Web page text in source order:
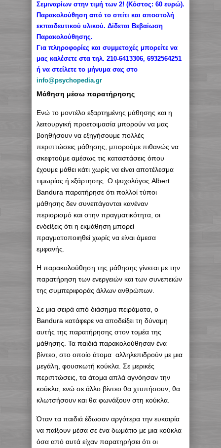
Σεμιναρίων στην τιμή των 2! (Κόστος: 60 ευρώ).
Παρακολούθηση από το σπίτι και αποστολή
εκπαιδευτικού υλικού. Δίδεται Βεβαίωση
Παρακολούθησης.
Για πληροφορίες και συμμετοχές μπορείτε να
μας καλέσετε στα τηλ. 210-6413306, 6932564251
ή να στείλετε το μήνυμα σας στο
info@psychopedia.gr
Μάθηση μέσω παρατήρησης
Ενώ το μοντέλο εξαρτημένης μάθησης και η
λειτουργική προετοιμασία μπορούν να μας
βοηθήσουν να εξηγήσουμε πολλές
περιπτώσεις μάθησης, μπορούμε πιθανώς να
σκεφτούμε αμέσως τις καταστάσεις όπου
έχουμε μάθει κάτι χωρίς να είναι αποτέλεσμα
τιμωρίας ή εξάρτησης. Ο ψυχολόγος Albert
Bandura παρατήρησε ότι πολλοί τύποι
μάθησης δεν συνεπάγονται κανέναν
περιορισμό και στην πραγματικότητα, οι
ενδείξεις ότι η εκμάθηση μπορεί
πραγματοποιηθεί χωρίς να είναι άμεσα
εμφανής.
Η παρακολούθηση της μάθησης γίνεται με την
παρατήρηση των ενεργειών και των συνεπειών
της συμπεριφοράς άλλων ανθρώπων.
Σε μια σειρά από διάσημα πειράματα, ο
Bandura κατάφερε να αποδείξει τη δύναμη
αυτής της παρατήρησης στον τομέα της
μάθησης. Τα παιδιά παρακολούθησαν ένα
βίντεο, στο οποίο άτομα αλληλεπιδρούν με μια
μεγάλη, φουσκωτή κούκλα. Σε μερικές
περιπτώσεις, τα άτομα απλά αγνόησαν την
κούκλα, ενώ σε άλλο βίντεο θα χτυπήσουν, θα
κλωτσήσουν και θα φωνάξουν στη κούκλα.
Όταν τα παιδιά έδωσαν αργότερα την ευκαιρία
να παίξουν μέσα σε ένα δωμάτιο με μια κούκλα
όσα από αυτά είχαν παρατηρήσει ότι οι